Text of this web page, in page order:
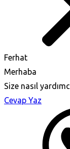
Ferhat
Merhaba
Size nasıl
Cevap Yaz